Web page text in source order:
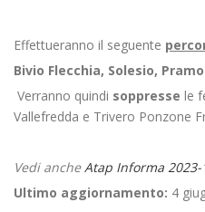
Effettueranno il seguente
Bivio Flecchia, Solesio,
Verranno quindi soppresse le
Vallefredda e Trivero Ponzone
Vedi ancheAtap Informa 2023-
Ultimo aggiornamento: 4